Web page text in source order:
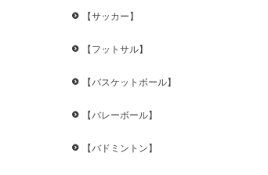
【サッカー】
【フットサル】
【バスケットボール】
【バレーボール】
【バドミントン】